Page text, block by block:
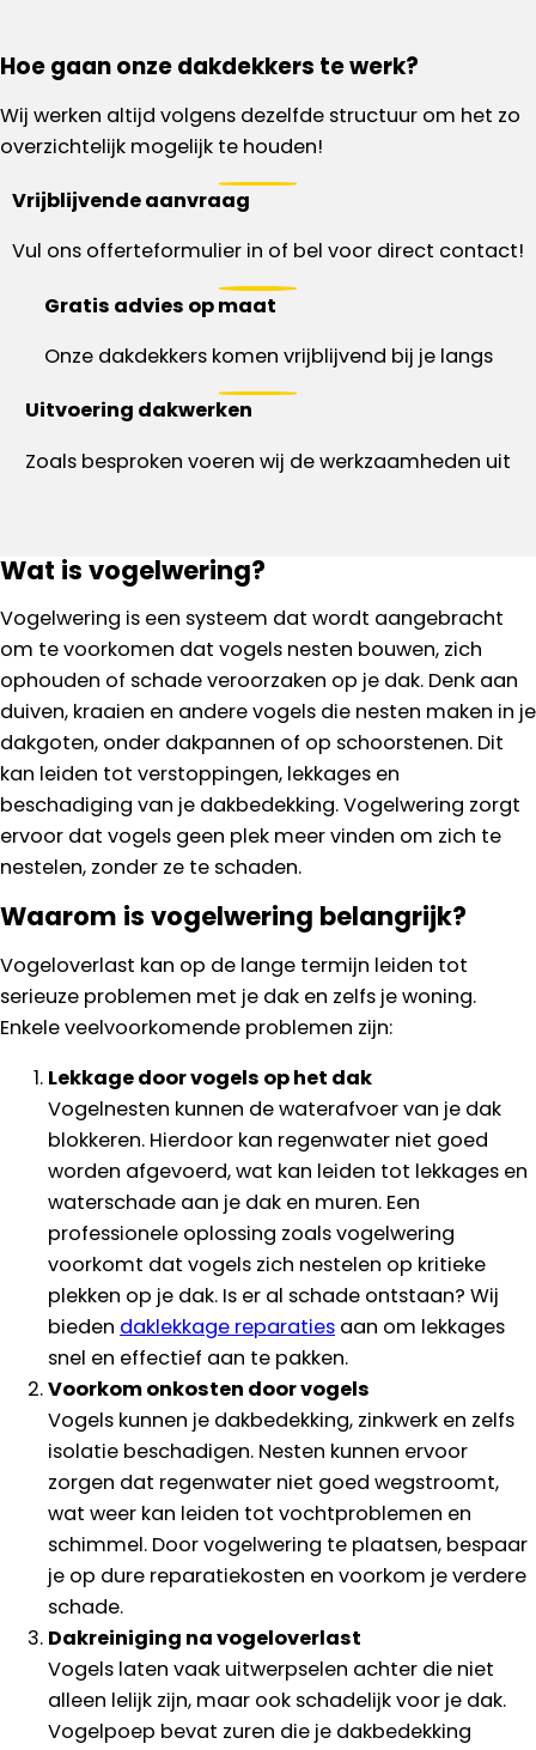
Hoe gaan onze dakdekkers te werk?
Wij werken altijd volgens dezelfde structuur om het zo
overzichtelijk mogelijk te houden!
Vrijblijvende aanvraag
Vul ons offerteformulier in of bel voor direct contact!
Gratis advies op maat
Onze dakdekkers komen vrijblijvend bij je langs
Uitvoering dakwerken
Zoals besproken voeren wij de werkzaamheden uit
Wat is vogelwering?
Vogelwering is een systeem dat wordt aangebracht
om te voorkomen dat vogels nesten bouwen, zich
ophouden of schade veroorzaken op je dak. Denk aan
duiven, kraaien en andere vogels die nesten maken in je
dakgoten, onder dakpannen of op schoorstenen. Dit
kan leiden tot verstoppingen, lekkages en
beschadiging van je dakbedekking. Vogelwering zorgt
ervoor dat vogels geen plek meer vinden om zich te
nestelen, zonder ze te schaden.
Waarom is vogelwering belangrijk?
Vogeloverlast kan op de lange termijn leiden tot
serieuze problemen met je dak en zelfs je woning.
Enkele veelvoorkomende problemen zijn:
Lekkage door vogels op het dak
Vogelnesten kunnen de waterafvoer van je dak
blokkeren. Hierdoor kan regenwater niet goed
worden afgevoerd, wat kan leiden tot lekkages en
waterschade aan je dak en muren. Een
professionele oplossing zoals vogelwering
voorkomt dat vogels zich nestelen op kritieke
plekken op je dak. Is er al schade ontstaan? Wij
bieden daklekkage reparaties aan om lekkages
snel en effectief aan te pakken.
Voorkom onkosten door vogels
Vogels kunnen je dakbedekking, zinkwerk en zelfs
isolatie beschadigen. Nesten kunnen ervoor
zorgen dat regenwater niet goed wegstroomt,
wat weer kan leiden tot vochtproblemen en
schimmel. Door vogelwering te plaatsen, bespaar
je op dure reparatiekosten en voorkom je verdere
schade.
Dakreiniging na vogeloverlast
Vogels laten vaak uitwerpselen achter die niet
alleen lelijk zijn, maar ook schadelijk voor je dak.
Vogelpoep bevat zuren die je dakbedekking